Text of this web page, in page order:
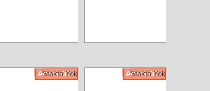
Arızalı ürün Arızalı ürün